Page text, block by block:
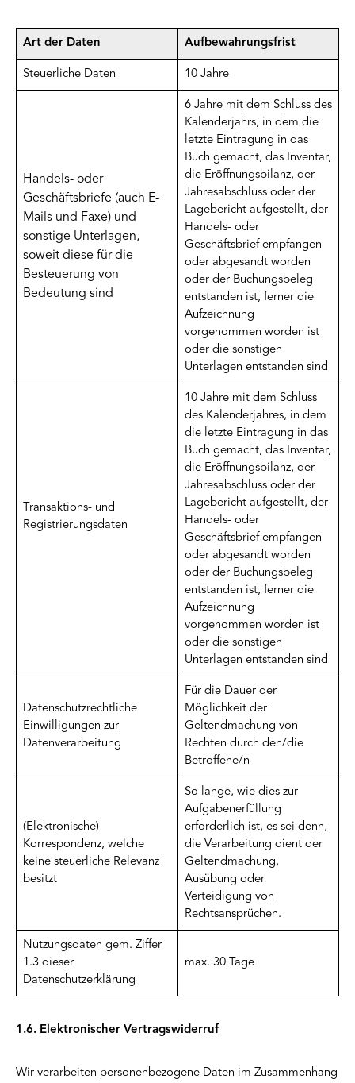
Art der Daten Aufbewahrungsfrist
Steuerliche Daten 10 Jahre
Handels- oder
Geschäftsbriefe (auch E-
Mails und Faxe) und
sonstige Unterlagen,
soweit diese für die
Besteuerung von
Bedeutung sind
6 Jahre mit dem Schluss des
Kalenderjahrs, in dem die
letzte Eintragung in das
Buch gemacht, das Inventar,
die Eröffnungsbilanz, der
Jahresabschluss oder der
Lagebericht aufgestellt, der
Handels- oder
Geschäftsbrief empfangen
oder abgesandt worden
oder der Buchungsbeleg
entstanden ist, ferner die
Aufzeichnung
vorgenommen worden ist
oder die sonstigen
Unterlagen entstanden sind
Transaktions- und
Registrierungsdaten
10 Jahre mit dem Schluss
des Kalenderjahres, in dem
die letzte Eintragung in das
Buch gemacht, das Inventar,
die Eröffnungsbilanz, der
Jahresabschluss oder der
Lagebericht aufgestellt, der
Handels- oder
Geschäftsbrief empfangen
oder abgesandt worden
oder der Buchungsbeleg
entstanden ist, ferner die
Aufzeichnung
vorgenommen worden ist
oder die sonstigen
Unterlagen entstanden sind
Datenschutzrechtliche
Einwilligungen zur
Datenverarbeitung
Für die Dauer der
Möglichkeit der
Geltendmachung von
Rechten durch den/die
Betroffene/n
(Elektronische)
Korrespondenz, welche
keine steuerliche Relevanz
besitzt
So lange, wie dies zur
Aufgabenerfüllung
erforderlich ist, es sei denn,
die Verarbeitung dient der
Geltendmachung,
Ausübung oder
Verteidigung von
Rechtsansprüchen.
Nutzungsdaten gem. Ziffer
1.3 dieser
Datenschutzerklärung
max. 30 Tage
1.6. Elektronischer Vertragswiderruf
Wir verarbeiten personenbezogene Daten im Zusammenhang